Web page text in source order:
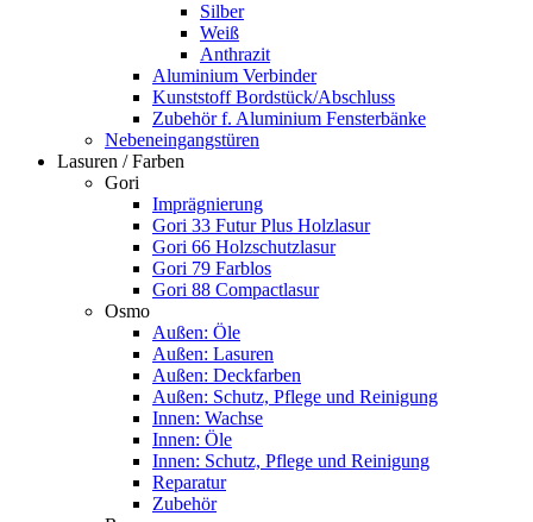
Silber
Weiß
Anthrazit
Aluminium Verbinder
Kunststoff Bordstück/Abschluss
Zubehör f. Aluminium Fensterbänke
Nebeneingangstüren
Lasuren / Farben
Gori
Imprägnierung
Gori 33 Futur Plus Holzlasur
Gori 66 Holzschutzlasur
Gori 79 Farblos
Gori 88 Compactlasur
Osmo
Außen: Öle
Außen: Lasuren
Außen: Deckfarben
Außen: Schutz, Pflege und Reinigung
Innen: Wachse
Innen: Öle
Innen: Schutz, Pflege und Reinigung
Reparatur
Zubehör